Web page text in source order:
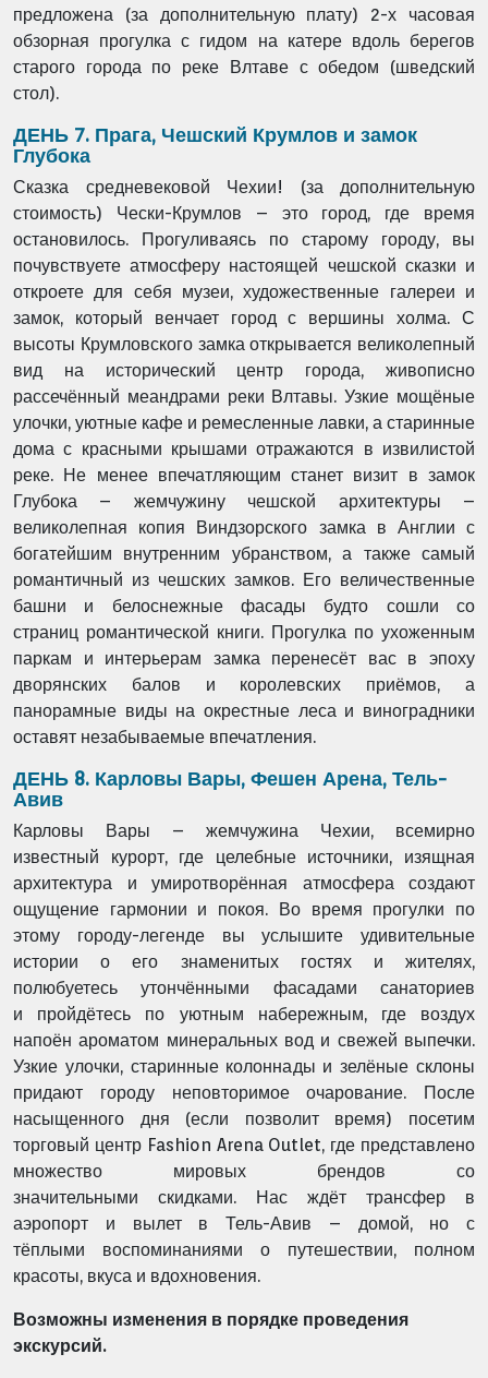
предложена (за дополнительную плату) 2-х часовая
обзорная прогулка с гидом на катере вдоль берегов
старого города по реке Влтаве с обедом (шведский
стол).
ДЕНЬ 7. Прага, Чешский Крумлов и замок
Глубока
Сказка средневековой Чехии! (за дополнительную
стоимость) Чески-Крумлов – это город, где время
остановилось. Прогуливаясь по старому городу, вы
почувствуете атмосферу настоящей чешской сказки и
откроете для себя музеи, художественные галереи и
замок, который венчает город с вершины холма. С
высоты Крумловского замка открывается великолепный
вид на исторический центр города, живописно
рассечённый меандрами реки Влтавы. Узкие мощёные
улочки, уютные кафе и ремесленные лавки, а старинные
дома с красными крышами отражаются в извилистой
реке. Не менее впечатляющим станет визит в замок
Глубока – жемчужину чешской архитектуры –
великолепная копия Виндзорского замка в Англии с
богатейшим внутренним убранством, а также самый
романтичный из чешских замков. Его величественные
башни и белоснежные фасады будто сошли со
страниц романтической книги. Прогулка по ухоженным
паркам и интерьерам замка перенесёт вас в эпоху
дворянских балов и королевских приёмов, а
панорамные виды на окрестные леса и виноградники
оставят незабываемые впечатления.
ДЕНЬ 8. Карловы Вары, Фешен Арена, Тель-
Авив
Карловы Вары – жемчужина Чехии, всемирно
известный курорт, где целебные источники, изящная
архитектура и умиротворённая атмосфера создают
ощущение гармонии и покоя. Во время прогулки по
этому городу-легенде вы услышите удивительные
истории о его знаменитых гостях и жителях,
полюбуетесь утончёнными фасадами санаториев
и пройдётесь по уютным набережным, где воздух
напоён ароматом минеральных вод и свежей выпечки.
Узкие улочки, старинные колоннады и зелёные склоны
придают городу неповторимое очарование. После
насыщенного дня (если позволит время) посетим
торговый центр Fashion Arena Outlet, где представлено
множество мировых брендов со
значительными скидками. Нас ждёт трансфер в
аэропорт и вылет в Тель-Авив – домой, но с
тёплыми воспоминаниями о путешествии, полном
красоты, вкуса и вдохновения.
Возможны изменения в порядке проведения
экскурсий.